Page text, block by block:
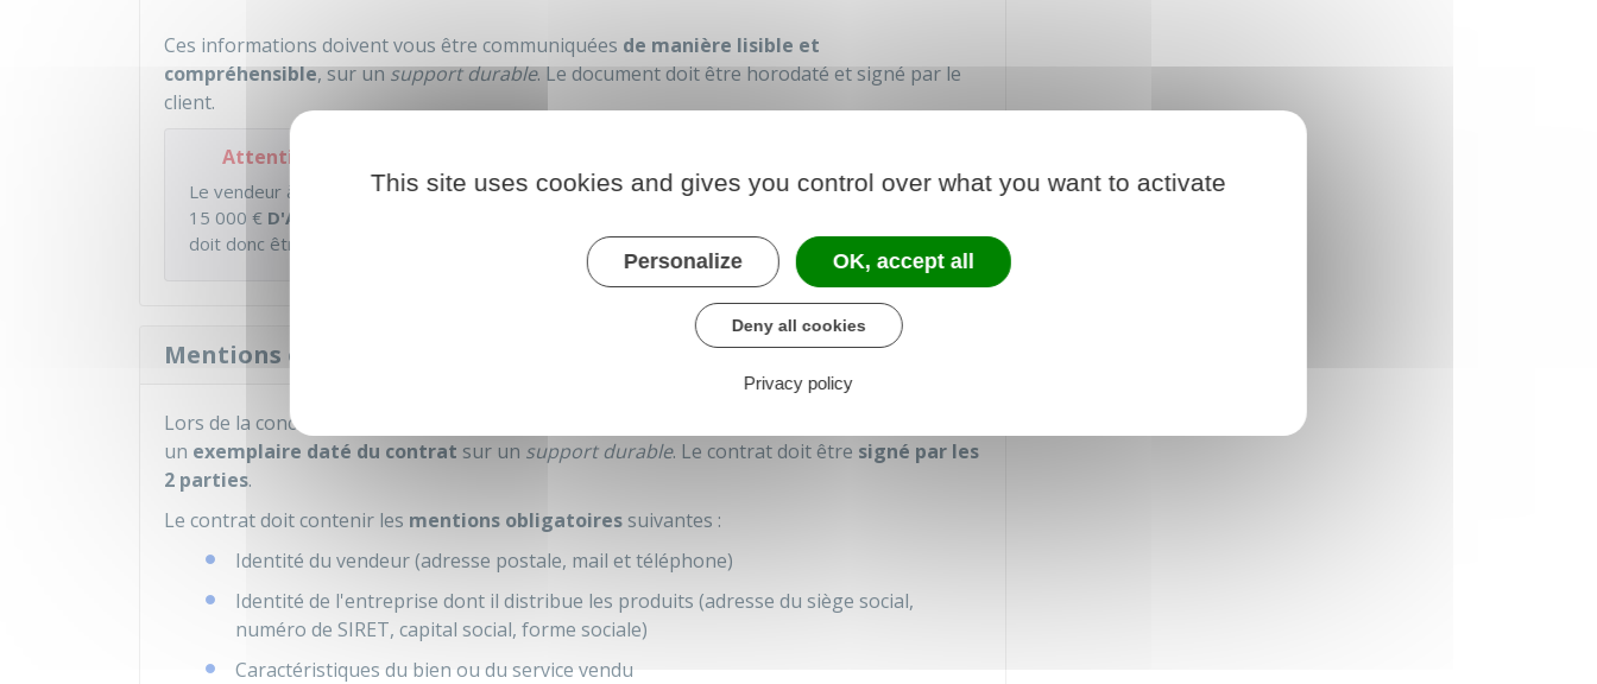
Ces informations doivent vous être communiquées de manière lisible et
compréhensible, sur unsupport durable. Le document doit être horodaté et signé par le
client.
Attention
Le vendeur à domicile quiNE RESPECTE PAScette obligation d'information préalable encourt
15 000 € D'AMENDE
doit donc être capable de prouver qu'il a bien remis les informations au client.
Mentions obligatoires dans le bon de commande
Lors de la conclusion du bon de commande, le vendeur à domicile doit remettre à son client
un exemplaire daté du contrat sur un support durable. Le contrat doit être signé par les
2 parties.
Le contrat doit contenir les mentions obligatoires suivantes :
Identité du vendeur (adresse postale, mail et téléphone)
Identité de l'entreprise dont il distribue les produits (adresse du siège social,
numéro de SIRET, capital social, forme sociale)
Caractéristiques du bien ou du service vendu
This site uses cookies and gives you control over what you want to activate
Personalize OK, accept all
Deny all cookies
Privacy policy